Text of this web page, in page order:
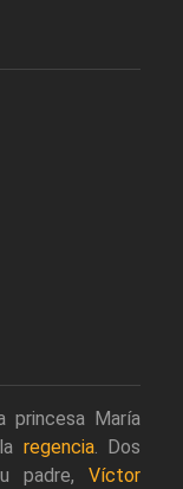
princesa María
regencia. Dos
padre, Víctor